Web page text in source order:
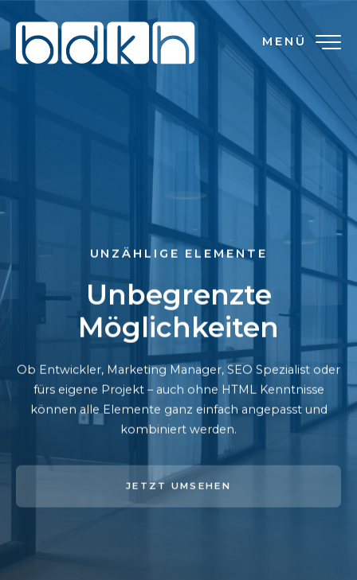
MENÜ
UNZÄHLIGE ELEMENTE
Unbegrenzte
Möglichkeiten
Ob Entwickler, Marketing Manager, SEO Spezialist oder
fürs eigene Projekt – auch ohne HTML Kenntnisse
können alle Elemente ganz einfach angepasst und
kombiniert werden.
JETZT UMSEHEN